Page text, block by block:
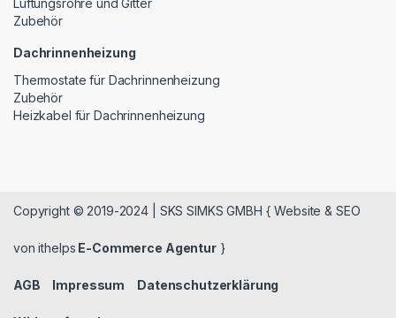
Zubehör
Dachrinnenheizung
Thermostate für Dachrinnenheizung
Zubehör
Heizkabel für Dachrinnenheizung
Copyright © 2019-2024 | SKS SIMKS GMBH { Website & SEO
von ithelps E-Commerce Agentur}
AGB Impressum Datenschutzerklärung